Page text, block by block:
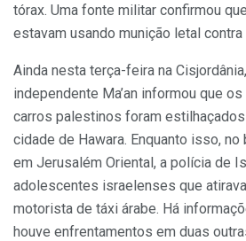
tórax. Uma fonte militar confirmou
estavam usando munição letal contra
Ainda nesta terça-feira na
independente Ma’an informou que
carros palestinos foram
cidade de Hawara. Enquanto isso, no
em Jerusalém Oriental, a polícia de
adolescentes israelenses que
motorista de táxi árabe. Há
houve enfrentamentos em duas